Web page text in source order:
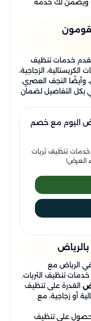
ويضمن لك خدمة
خدمات تنظيف
الكريستالية، الزجاجية،
وأيضًا النجف العصري.
بكل التفاصيل لضمان
اليوم مع خصم
جميع خدمات تنظيف ثريات
العرض!
الرياض مع
على جميع خدمات تنظيف الثريات.
القدرة على تنظيف
أو زجاجية، مع
على تنظيف